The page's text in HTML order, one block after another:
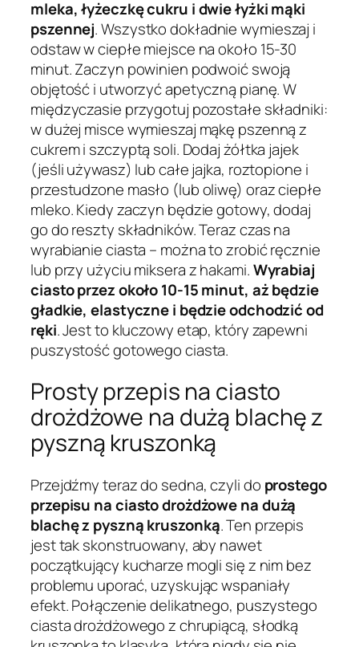
mleka, łyżeczkę cukru i dwie łyżki mąki
pszennej. Wszystko dokładnie wymieszaj i
odstaw w ciepłe miejsce na około 15-30
minut. Zaczyn powinien podwoić swoją
objętość i utworzyć apetyczną pianę. W
międzyczasie przygotuj pozostałe składniki:
w dużej misce wymieszaj mąkę pszenną z
cukrem i szczyptą soli. Dodaj żółtka jajek
(jeśli używasz) lub całe jajka, roztopione i
przestudzone masło (lub oliwę) oraz ciepłe
mleko. Kiedy zaczyn będzie gotowy, dodaj
go do reszty składników. Teraz czas na
wyrabianie ciasta – można to zrobić ręcznie
lub przy użyciu miksera z hakami.Wyrabiaj
ciasto przez około 10-15 minut, aż będzie
gładkie, elastyczne i będzie odchodzić od
ręki. Jest to kluczowy etap, który zapewni
puszystość gotowego ciasta.
Prosty przepis na ciasto
drożdżowe na dużą blachę z
pyszną kruszonką
Przejdźmy teraz do sedna, czyli do prostego
przepisu na ciasto drożdżowe na dużą
blachę z pyszną kruszonką. Ten przepis
jest tak skonstruowany, aby nawet
początkujący kucharze mogli się z nim bez
problemu uporać, uzyskując wspaniały
efekt. Połączenie delikatnego, puszystego
ciasta drożdżowego z chrupiącą, słodką